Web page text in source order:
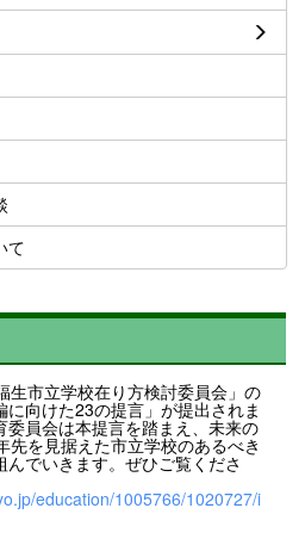
て
市立学校在り方検討委員会」の
向けた23の提言」が提出されま
委員会は本提言を踏まえ、未来の
先を見据えた市立学校のあるべき
でいきます。ぜひご覧くださ
education/1005766/1020727/i